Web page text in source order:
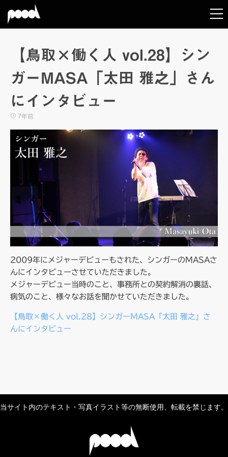
【鳥取×働く人 vol.28】シン
ガーMASA「太田 雅之」さん
にインタビュー
7年前
2009年にメジャーデビューもされた、シンガーのMASAさ
んにインタビューさせていただきました。
メジャーデビュー当時のこと、事務所との契約解消の裏話、
病気のこと、様々なお話を聞かせていただきました。
【鳥取×働く人 vol.28】シンガーMASA「太田 雅之」さ
んにインタビュー
当サイト内のテキスト・写真イラスト等の無断使用、転載を禁じます。